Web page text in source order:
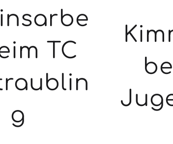
TC
g